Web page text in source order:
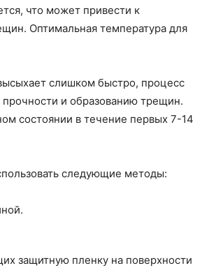
что может привести к
Оптимальная температура для
слишком быстро, процесс
и образованию трещин.
состоянии в течение первых 7-14
следующие методы:
защитную пленку на поверхности